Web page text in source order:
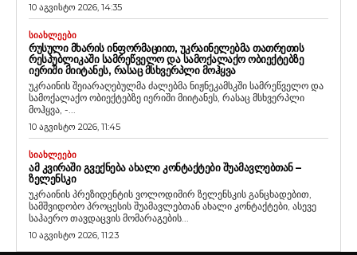
10 აგვისტო 2026, 14:35
ᲡᲘᲐᲮᲚᲔᲔᲑᲘ
ᲠᲣᲡᲣᲚᲘ ᲛᲮᲐᲠᲘᲡ ᲘᲜᲤᲝᲠᲛᲐᲪᲘᲘᲗ, ᲣᲙᲠᲐᲘᲜᲔᲚᲔᲑᲛᲐ ᲗᲐᲗᲠᲔᲗᲘᲡ
ᲠᲔᲡᲞᲣᲑᲚᲘᲙᲐᲨᲘ ᲡᲐᲛᲠᲔᲬᲕᲔᲚᲝ ᲓᲐ ᲡᲐᲛᲝᲥᲐᲚᲐᲥᲝ ᲝᲑᲘᲔᲥᲢᲔᲑᲖᲔ
ᲘᲔᲠᲘᲨᲘ ᲛᲘᲘᲢᲐᲜᲔᲡ, ᲠᲐᲡᲐᲪ ᲛᲡᲮᲕᲔᲠᲞᲚᲘ ᲛᲝᲰᲧᲕᲐ
უკრაინის შეიარაღებულმა ძალებმა ნიჟნეკამსკში სამრეწველო და
სამოქალაქო ობიექტებზე იერიში მიიტანეს, რასაც მსხვერპლი
მოჰყვა, -...
10 აგვისტო 2026, 11:45
ᲡᲘᲐᲮᲚᲔᲔᲑᲘ
ᲐᲛ ᲙᲕᲘᲠᲐᲨᲘ ᲒᲕᲔᲥᲜᲔᲑᲐ ᲐᲮᲐᲚᲘ ᲙᲝᲜᲢᲐᲥᲢᲔᲑᲘ ᲨᲣᲐᲛᲐᲕᲚᲔᲑᲗᲐᲜ –
ᲖᲔᲚᲔᲜᲡᲙᲘ
უკრაინის პრეზიდენტის ვოლოდიმირ ზელენსკის განცხადებით,
სამშვიდობო პროცესის შუამავლებთან ახალი კონტაქტები, ასევე
საჰაერო თავდაცვის მომარაგების...
10 აგვისტო 2026, 11:23